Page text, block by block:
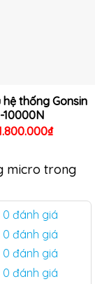
hệ thống Gonsin
-10000N
₫
micro trong
| 0 đánh giá
0 đánh giá
| 0 đánh giá
0 đánh giá